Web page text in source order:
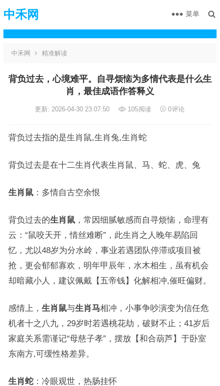
中禾网 菜单
中禾网 精准解读
背负过去，心境难平。自寻烦恼为多情代表是什么生
肖，最佳成语作答释义
更新: 2026-04-30 23:07:50 105阅读 0评论
背负过去指的是生肖鼠,生肖兔,生肖蛇
背负过去是在十二生肖代表生肖鼠、马、蛇、虎、兔
生肖鼠：多情自古空余恨
背负过去的生肖鼠，常因细腻敏感而自寻烦恼，命理有
云：“鼠咬天开，情丝难断”，此生肖之人晚年易陷回
忆，尤以48岁为分水岭，事业若遇团队停滞或项目被
抢，更会郁郁寡欢，明年甲辰年，水木相生，虽有机会
却暗藏小人，建议佩戴【五帝钱】化解相冲,催旺偏财。
感情上， 生肖鼠与生肖马相冲，小事争吵演变为信任危
机者十之八九，29岁时若遇桃花劫，破财不止；41岁后
家庭关系需谨记“母慈子孝”，摆放【和合葫芦】于卧室
东南方,可缓性格差异。
生肖蛇：冷眼观世，热肠挂怀